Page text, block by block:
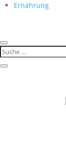
Ernährung